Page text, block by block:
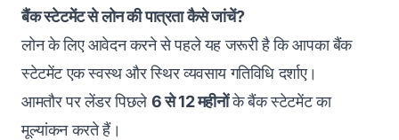
बैंक स्टेटमेंट से लोन की पात्रता कैसे जांचें?
लोन के लिए आवेदन करने से पहले यह जरूरी है कि आपका बैंक
स्टेटमेंट एक स्वस्थ और स्थिर व्यवसाय गतिविधि दर्शाए।
आमतौर पर लेंडर पिछले 6 से 12 महीनोंके बैंक स्टेटमेंट का
मूल्यांकन करते हैं।